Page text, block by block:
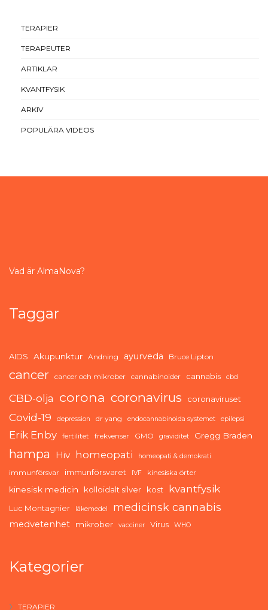
TERAPIER
TERAPEUTER
ARTIKLAR
KVANTFYSIK
ARKIV
POPULÄRA VIDEOS
Vad är AlmaNova?
Taggar
AIDS Akupunktur Andning ayurveda Bruce Lipton
cancer cancer och mikrober cannabinoider cannabis cbd
CBD-olja corona coronavirus coronaviruset
Covid-19 depression dr yang endocannabinoida systemet epilepsi
Erik Enby fertilitet frekvenser GMO graviditet Gregg Braden
hampa Hiv homeopati homeopati & demokrati
immunförsvar immunförsvaret IVF kinesiska örter
kinesisk medicin kolloidalt silver kost kvantfysik
Luc Montagnier läkemedel medicinsk cannabis
medvetenhet mikrober vacciner Virus WHO
Kategorier
TERAPIER